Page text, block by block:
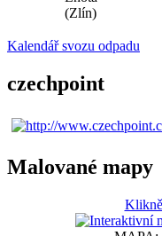
(Zlín)
Kalendář svozu odpadu
czechpoint
Malované mapy